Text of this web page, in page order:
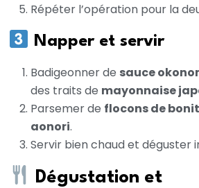
Répéter l’opération pour la
Napper et servir
Badigeonner de sauce
des traits de mayonnaise
Parsemer de flocons de
aonori.
Servir bien chaud et déguster
Dégustation et